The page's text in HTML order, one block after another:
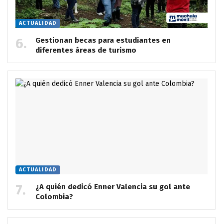
ACTUALIDAD
Gestionan becas para estudiantes en
diferentes áreas de turismo
ACTUALIDAD
¿A quién dedicó Enner Valencia su gol ante
Colombia?